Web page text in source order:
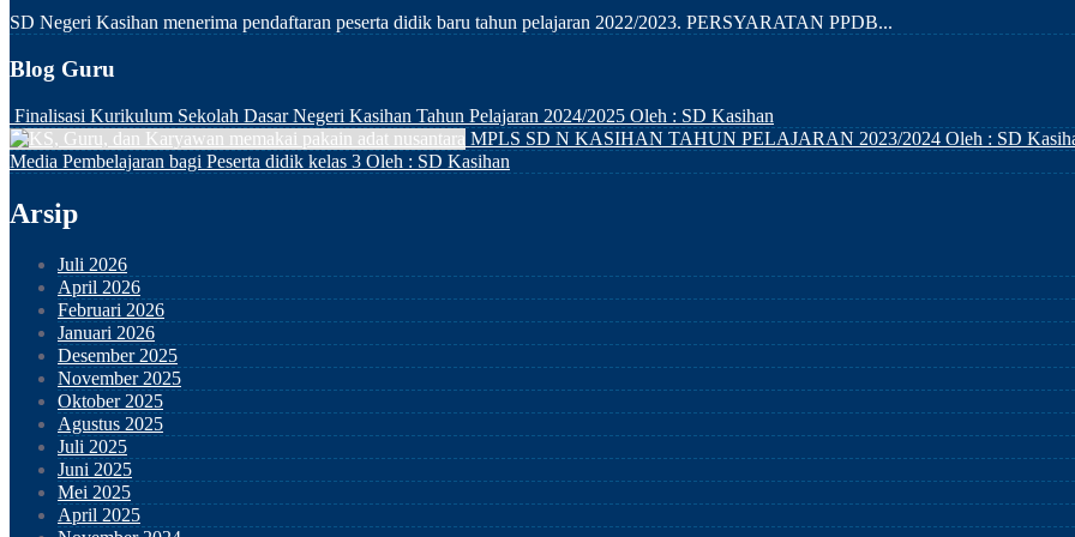
SD Negeri Kasihan menerima pendaftaran peserta didik baru tahun pelajaran 2022/2023. PERSYARATAN PPDB...
Blog Guru
Finalisasi Kurikulum Sekolah Dasar Negeri Kasihan Tahun Pelajaran 2024/2025 Oleh : SD Kasihan
MPLS SD N KASIHAN TAHUN PELAJARAN 2023/2024 Oleh : SD
Media Pembelajaran bagi Peserta didik kelas 3 Oleh : SD Kasihan
Arsip
Juli 2026
April 2026
Februari 2026
Januari 2026
Desember 2025
November 2025
Oktober 2025
Agustus 2025
Juli 2025
Juni 2025
Mei 2025
April 2025